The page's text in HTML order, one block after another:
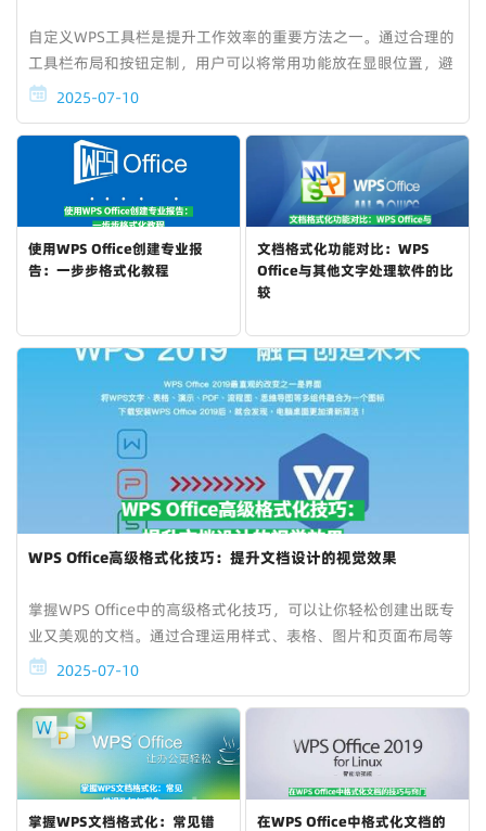
自定义WPS工具栏是提升工作效率的重要方法之一。通过合理的
工具栏布局和按钮定制，用户可以将常用功能放在显眼位置，避
免频繁切换工具，简化操作流程。无论是文件管理、格式化、插
2025-07-10
使用WPS Office创建专业报
告：一步步格式化教程
文档格式化功能对比：WPS
Office与其他文字处理软件的比
较
WPS Office高级格式化技巧：提升文档设计的视觉效果
掌握WPS Office中的高级格式化技巧，可以让你轻松创建出既专
业又美观的文档。通过合理运用样式、表格、图片和页面布局等
元素，用户不仅能够提高文档的视觉效果，还能够更有效地传达
2025-07-10
掌握WPS文档格式化：常见错
在WPS Office中格式化文档的